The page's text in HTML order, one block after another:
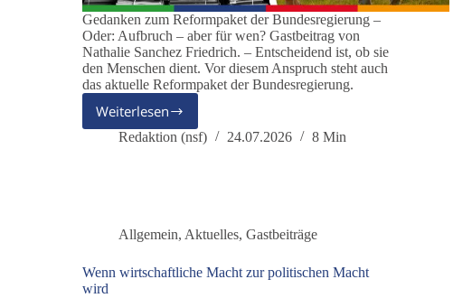
Gedanken zum Reformpaket der Bundesregierung –
Oder: Aufbruch – aber für wen? Gastbeitrag von
Nathalie Sanchez Friedrich. – Entscheidend ist, ob sie
den Menschen dient. Vor diesem Anspruch steht auch
das aktuelle Reformpaket der Bundesregierung.
Weiterlesen
Woran
erkennt
den
Menschen
dient?
Redaktion (nsf) 24.07.2026 8 Min
Allgemein, Aktuelles,Gastbeiträge
Wenn wirtschaftliche Macht zur politischen Macht
wird